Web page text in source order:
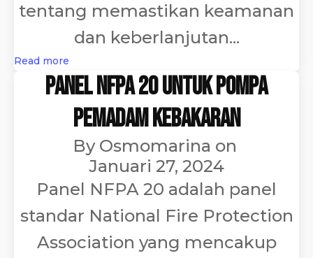
tentang memastikan keamanan
dan keberlanjutan...
Read more
Panel NFPA 20 untuk Pompa
Pemadam Kebakaran
By Osmomarina on
Januari 27, 2024
Panel NFPA 20 adalah panel
standar National Fire Protection
Association yang mencakup